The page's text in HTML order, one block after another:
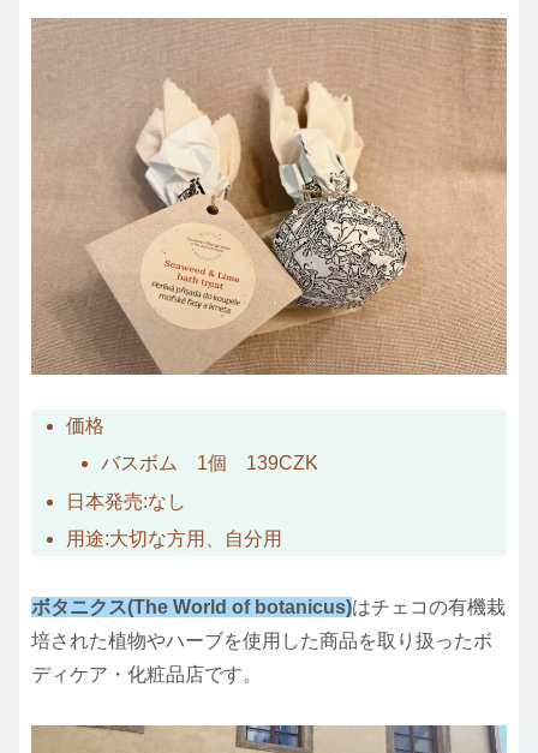
価格
バスボム 1個 139CZK
日本発売:なし
用途:大切な方用、自分用
ボタニクス(The World of botanicus)はチェコの有機栽
培された植物やハーブを使用した商品を取り扱ったボ
ディケア・化粧品店です。